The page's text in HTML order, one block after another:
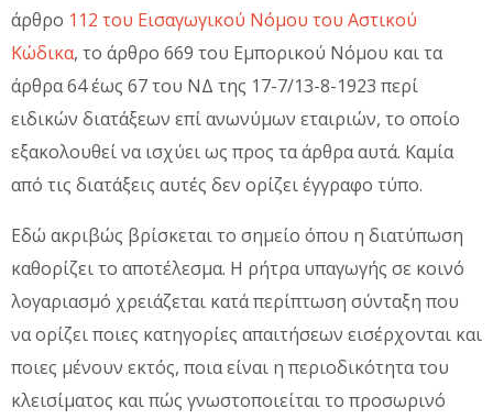
άρθρο 112 του Εισαγωγικού Νόμου του Αστικού
Κώδικα, το άρθρο 669 του Εμπορικού Νόμου και τα
άρθρα 64 έως 67 του ΝΔ της 17-7/13-8-1923 περί
ειδικών διατάξεων επί ανωνύμων εταιριών, το οποίο
εξακολουθεί να ισχύει ως προς τα άρθρα αυτά. Καμία
από τις διατάξεις αυτές δεν ορίζει έγγραφο τύπο.
Εδώ ακριβώς βρίσκεται το σημείο όπου η διατύπωση
καθορίζει το αποτέλεσμα. Η ρήτρα υπαγωγής σε κοινό
λογαριασμό χρειάζεται κατά περίπτωση σύνταξη που
να ορίζει ποιες κατηγορίες απαιτήσεων εισέρχονται και
ποιες μένουν εκτός, ποια είναι η περιοδικότητα του
κλεισίματος και πώς γνωστοποιείται το προσωρινό